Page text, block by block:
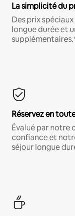
La simplicité du
Des prix
longue durée et
Réservez en
Évalué par notre
confiance et
séjour longue